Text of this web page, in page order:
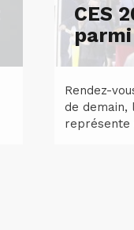
CES
parmi
Rendez-
de demain,
représente